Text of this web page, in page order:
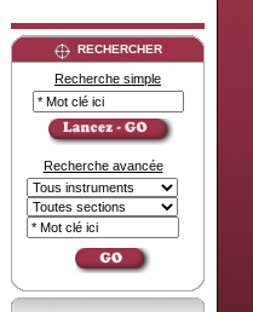
RECHERCHER
Recherche simple
Recherche avancée